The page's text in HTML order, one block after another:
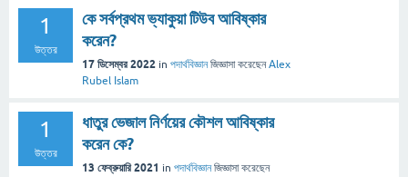
1
উত্তর
কে সর্বপ্রথম ভ্যাকুয়া টিউব আবিষ্কার
করেন?
17 ডিসেম্বর 2022 in পদার্থবিজ্ঞান জিজ্ঞাসা করেছেনAlex
Rubel Islam
1
উত্তর
ধাতুর ভেজাল নির্ণয়ের কৌশল আবিষ্কার
করেন কে?
13 ফেব্রুয়ারি 2021 in পদার্থবিজ্ঞান জিজ্ঞাসা করেছেন